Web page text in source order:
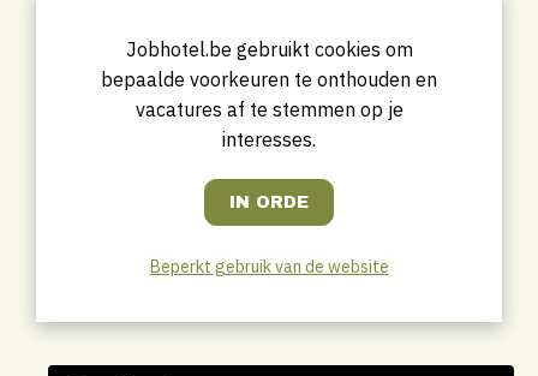
Jobhotel.be gebruikt cookies om
bepaalde voorkeuren te onthouden en
vacatures af te stemmen op je
interesses.
Beperkt gebruik van de website